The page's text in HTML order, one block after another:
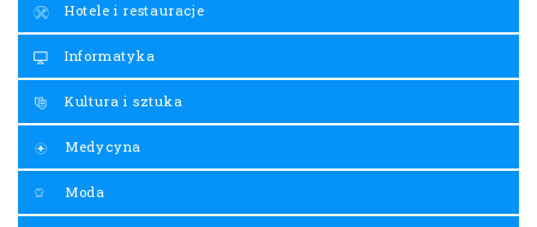
Hotele i restauracje
Informatyka
Kultura i sztuka
Medycyna
Moda